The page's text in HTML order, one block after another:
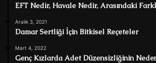
EFT Nedir, Havale Nedir, Arasındaki
Aralık 3, 2021
Damar Sertliği İçin Bitkisel Reçeteler
Mart 4, 2022
Genç Kızlarda Adet Düzensizliğinin